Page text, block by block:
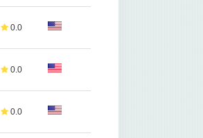
0.0
0.0
0.0